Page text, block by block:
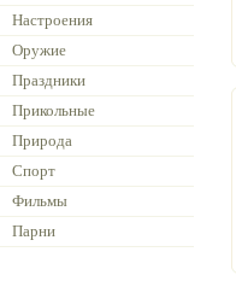
Настроения
Оружие
Праздники
Прикольные
Природа
Спорт
Фильмы
Парни